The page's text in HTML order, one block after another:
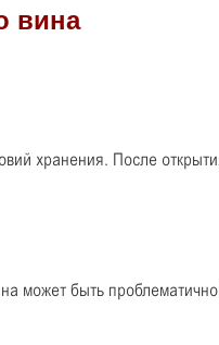
хранения. После
может быть